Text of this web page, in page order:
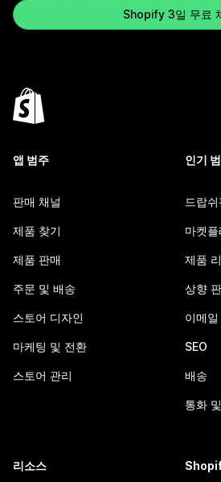
Shopify 3일 무료
앱 범주
판매 채널
제품 찾기
제품 판매
주문 및 배송
스토어 디자인
마케팅 및 전환
스토어 관리
인기
드랍쉬
마켓
제품
상향
이메
SEO
배송
통화
리소스